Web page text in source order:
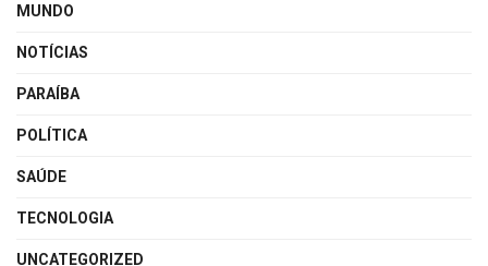
MUNDO
NOTÍCIAS
PARAÍBA
POLÍTICA
SAÚDE
TECNOLOGIA
UNCATEGORIZED